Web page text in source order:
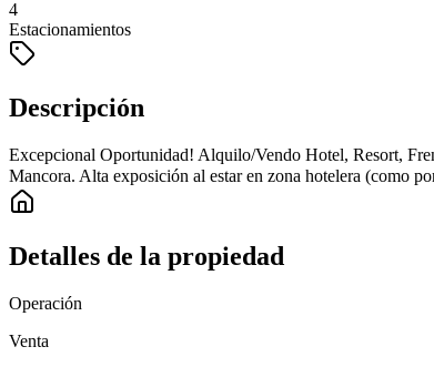
4
Estacionamientos
Descripción
Excepcional Oportunidad! Alquilo/Vendo Hotel, Resort,
Mancora. Alta exposición al estar en zona hotelera (como
Detalles de la propiedad
Operación
Venta